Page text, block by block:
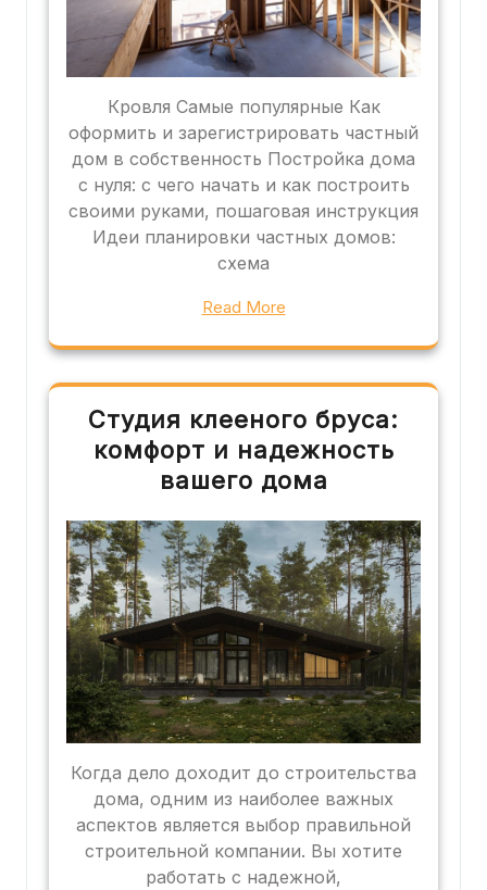
Кровля Самые популярные Как
оформить и зарегистрировать частный
дом в собственность Постройка дома
с нуля: с чего начать и как построить
своими руками, пошаговая инструкция
Идеи планировки частных домов:
схема
Read More
Студия клееного бруса:
комфорт и надежность
вашего дома
Когда дело доходит до строительства
дома, одним из наиболее важных
аспектов является выбор правильной
строительной компании. Вы хотите
работать с надежной,